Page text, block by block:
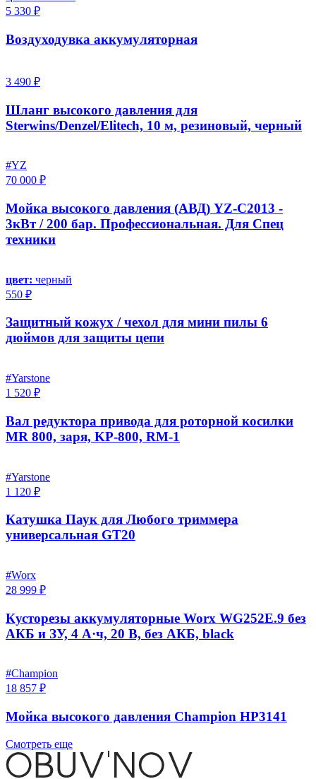
5 330 ₽
Воздуходувка аккумуляторная
3 490 ₽
Шланг высокого давления для
Sterwins/Denzel/Elitech, 10 м, резиновый, черный
#YZ
70 000 ₽
Мойка высокого давления (АВД) YZ-C2013 -
3кВт / 200 бар. Профессиональная. Для Спец
техники
цвет: черный
550 ₽
Защитный кожух / чехол для мини пилы 6
дюймов для защиты цепи
#Yarstone
1 520 ₽
Вал редуктора привода для роторной косилки
MR 800, заря, KP-800, RM-1
#Yarstone
1 120 ₽
Катушка Паук для Любого триммера
универсальная GT20
#Worx
28 999 ₽
Кусторезы аккумуляторные Worx WG252E.9 без
АКБ и ЗУ, 4 А·ч, 20 В, без АКБ, black
#Champion
18 857 ₽
Мойка высокого давления Champion HP3141
Смотреть еще